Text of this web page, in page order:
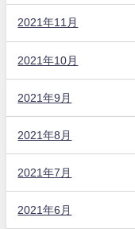
2021年11月
2021年10月
2021年9月
2021年8月
2021年7月
2021年6月